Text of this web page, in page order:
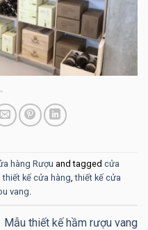
hàng Rượu and tagged cửa
thiết kế cửa hàng,thiết kế cửa
vang.
Mẫu thiết kế hầm rượu vang